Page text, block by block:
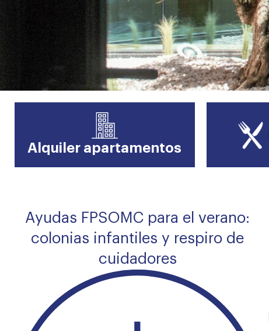
Alquiler apartamentos
Ayudas FPSOMC para el verano:
colonias infantiles y respiro de
cuidadores